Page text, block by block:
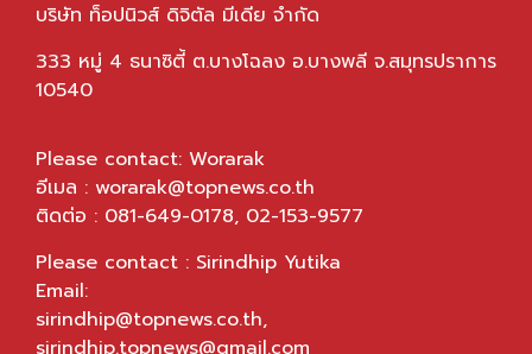
บริษัท ท็อปนิวส์ ดิจิตัล มีเดีย จำกัด
333 หมู่ 4 ธนาซิตี้ ต.บางโฉลง อ.บางพลี จ.สมุทรปราการ
10540
Please contact: Worarak
อีเมล : worarak@topnews.co.th
ติดต่อ : 081-649-0178, 02-153-9577
Please contact : Sirindhip Yutika
Email:
sirindhip@topnews.co.th,
sirindhip.topnews@gmail.com